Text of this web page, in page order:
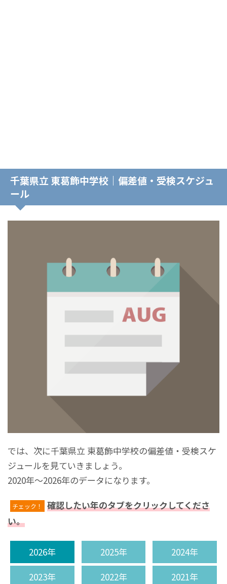
千葉県立 東葛飾中学校｜偏差値・受検スケジュ
ール
では、次に千葉県立 東葛飾中学校の偏差値・受検スケ
ジュールを見ていきましょう。
2020年～2026年のデータになります。
チェック！
確認したい年のタブをクリックしてくださ
い。
2026年 2025年
2024年
2023年
2022年
2021年